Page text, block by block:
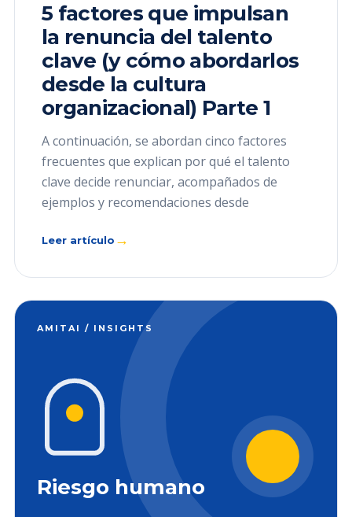
5 factores que impulsan
la renuncia del talento
clave (y cómo abordarlos
desde la cultura
organizacional) Parte 1
A continuación, se abordan cinco factores
frecuentes que explican por qué el talento
clave decide renunciar, acompañados de
ejemplos y recomendaciones desde
Leer artículo →
AMITAI / INSIGHTS
Riesgo humano